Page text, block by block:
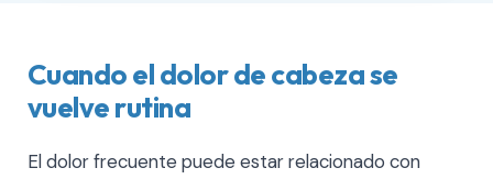
Cuando el dolor de cabeza se
vuelve rutina
El dolor frecuente puede estar relacionado con